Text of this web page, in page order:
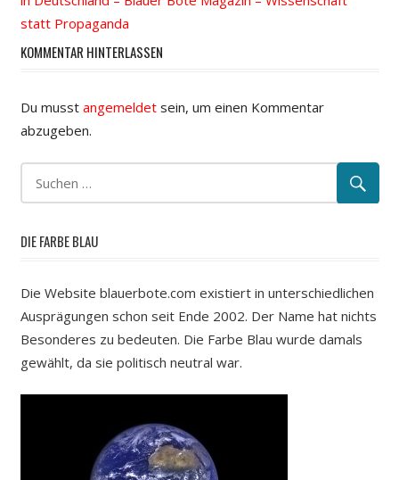
statt Propaganda
KOMMENTAR HINTERLASSEN
Du musst angemeldetsein, um einen Kommentar
abzugeben.
DIE FARBE BLAU
Die Website blauerbote.com existiert in unterschiedlichen
Ausprägungen schon seit Ende 2002. Der Name hat nichts
Besonderes zu bedeuten. Die Farbe Blau wurde damals
gewählt, da sie politisch neutral war.